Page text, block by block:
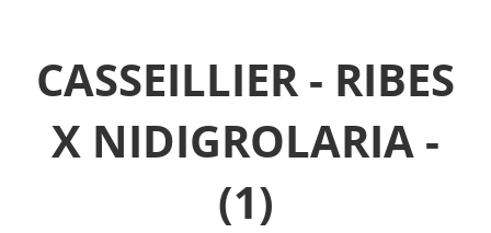
CASSEILLIER - RIBES
X NIDIGROLARIA -
(1)